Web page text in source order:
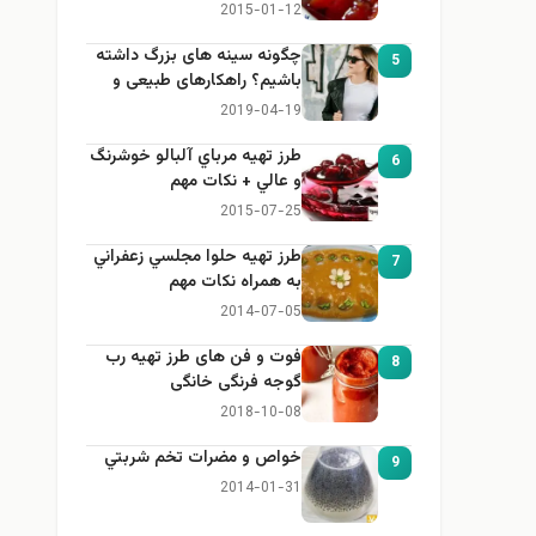
2015-01-12
5
چگونه سینه های بزرگ داشته
باشیم؟ راهکارهای طبیعی و
خانگی برای بزرگ کردن سینه
2019-04-19
6
طرز تهيه مرباي آلبالو خوشرنگ
و عالي + نكات مهم
2015-07-25
7
طرز تهيه حلوا مجلسي زعفراني
به همراه نكات مهم
2014-07-05
8
فوت و فن های طرز تهیه رب
گوجه فرنگی خانگی
2018-10-08
9 خواص و مضرات تخم شربتي
2014-01-31